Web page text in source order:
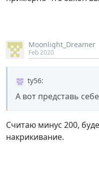
Moonlight_Dreamer
Feb 2020
ty56:
А вот представь себе
Считаю минус 200,
накрикивание.